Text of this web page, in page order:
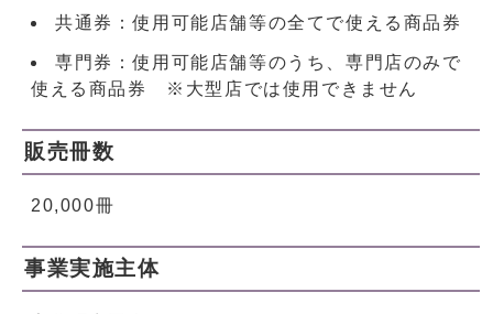
共通券：使用可能店舗等の全てで使える商品券
専門券：使用可能店舗等のうち、専門店のみで
使える商品券 ※大型店では使用できません
販売冊数
20,000冊
事業実施主体